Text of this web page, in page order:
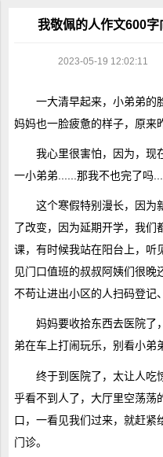
我敬佩的人作文600
2023-05-19 12:02:11
一大清早起来，小弟弟的
妈妈也一脸疲惫的样子，原来
我心里很害怕，因为，现
一小弟弟......那我不也完了吗
这个寒假特别漫长，因为
了改变，因为延期开学，我们
课，有时候我站在阳台上，听
见门口值班的叔叔阿姨们很晚
不苟让进出小区的人扫码登记
妈妈要收拾东西去医院了
弟在车上打闹玩乐，别看小弟
终于到医院了，太让人吃
乎看不到人了，大厅里空荡荡
口，一看见我们过来，就赶紧
门诊。